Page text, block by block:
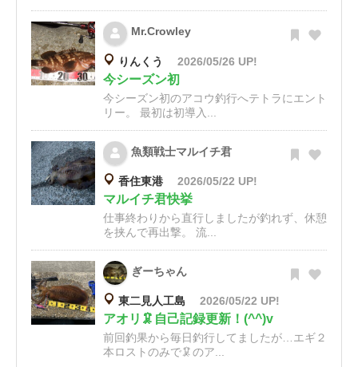
Mr.Crowley
りんくう 2026/05/26 UP!
今シーズン初
今シーズン初のアコウ釣行へテトラにエント
リー。 最初は初導入...
魚類戦士マルイチ君
香住東港 2026/05/22 UP!
マルイチ君快挙
仕事終わりから直行しましたが釣れず、休憩
を挟んで再出撃。 流...
ぎーちゃん
東二見人工島 2026/05/22 UP!
アオリ🦑自己記録更新！(^^)v
前回釣果から毎日釣行してましたが…エギ２
本ロストのみで🦑のア...